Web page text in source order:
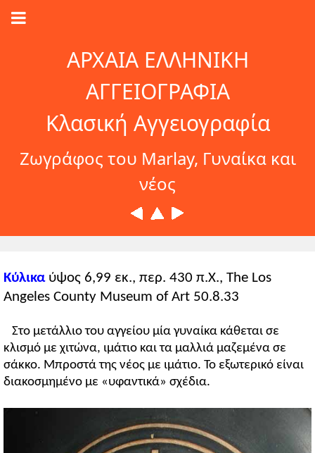
ΑΡΧΑΙΑ ΕΛΛΗΝΙΚΗ
ΑΓΓΕΙΟΓΡΑΦΙΑ
Κλασική Αγγειογραφία
Ζωγράφος του Marlay, Γυναίκα και
νέος
Κύλικαύψος 6,99 εκ., περ. 430 π.Χ., The Los
Angeles County Museum of Art 50.8.33
Στο μετάλλιο του αγγείου μία γυναίκα κάθεται σε
κλισμό με χιτώνα, ιμάτιο και τα μαλλιά μαζεμένα σε
σάκκο. Μπροστά της νέος με ιμάτιο. Το εξωτερικό είναι
διακοσμημένο με «υφαντικά» σχέδια.